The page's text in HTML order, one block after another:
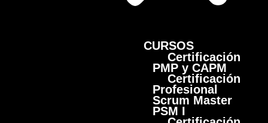
CURSOS
Certificación
PMP y CAPM
Certificación
Profesional
Scrum Master
PSM I